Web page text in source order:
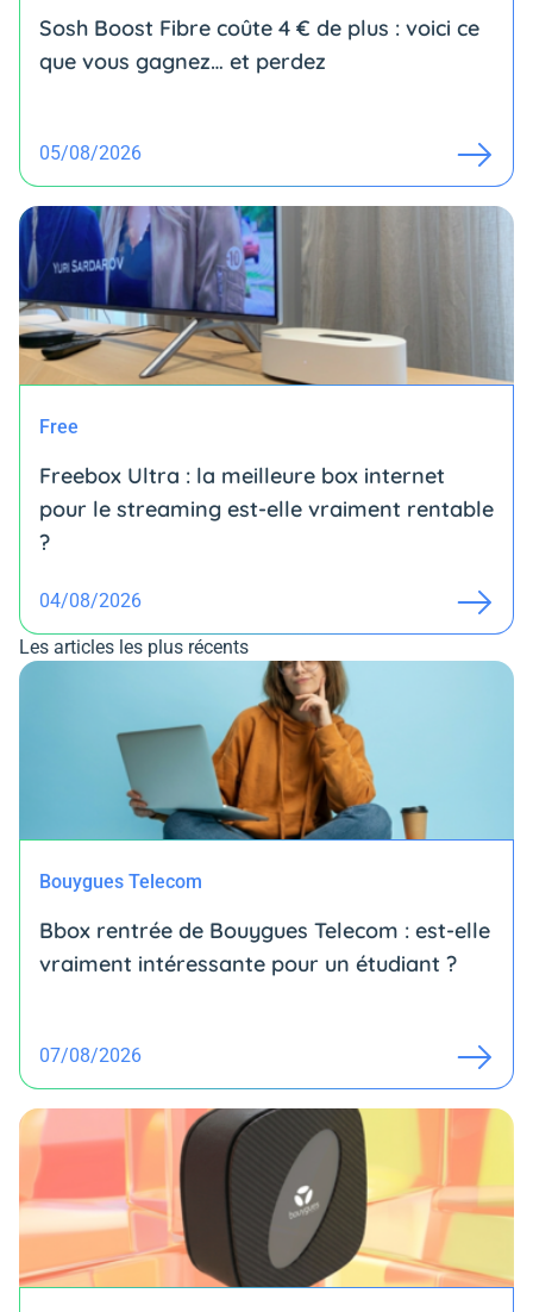
Sosh Boost Fibre coûte 4 € de plus : voici ce
que vous gagnez… et perdez
05/08/2026
Free
Freebox Ultra : la meilleure box internet
pour le streaming est-elle vraiment rentable
?
04/08/2026
Les articles les plus récents
Bouygues Telecom
Bbox rentrée de Bouygues Telecom : est-elle
vraiment intéressante pour un étudiant ?
07/08/2026